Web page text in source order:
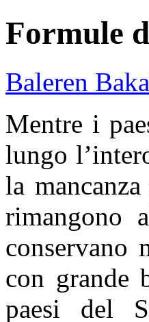
Formule
Baleren
Mentre i
lungo
la
rimangono
conservano
con grande
paesi del